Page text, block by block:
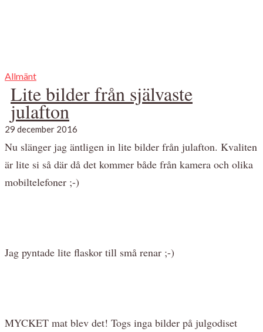
Allmänt
Lite bilder från självaste
julafton
29 december 2016
Nu slänger jag äntligen in lite bilder från julafton. Kvaliten
är lite si så där då det kommer både från kamera och olika
mobiltelefoner ;-)
Jag pyntade lite flaskor till små renar ;-)
MYCKET mat blev det! Togs inga bilder på julgodiset